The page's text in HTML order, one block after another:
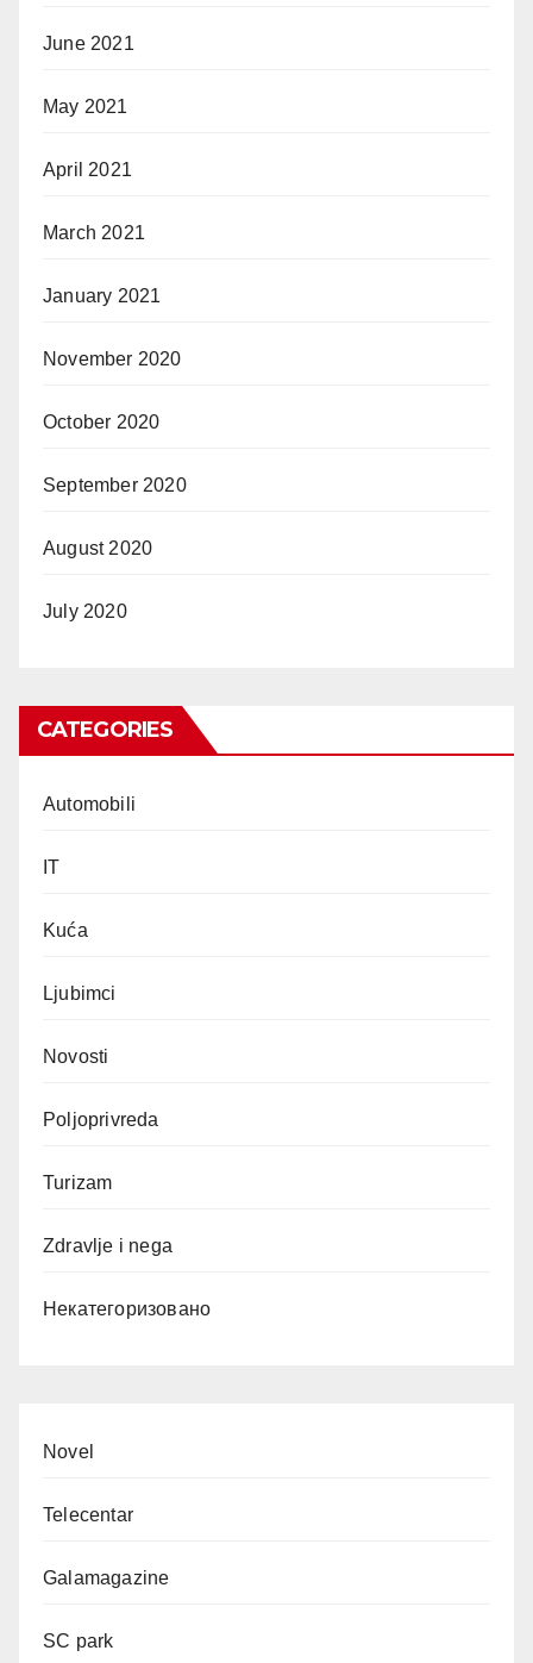
June 2021
May 2021
April 2021
March 2021
January 2021
November 2020
October 2020
September 2020
August 2020
July 2020
CATEGORIES
Automobili
IT
Kuća
Ljubimci
Novosti
Poljoprivreda
Turizam
Zdravlje i nega
Некатегоризовано
Novel
Telecentar
Galamagazine
SC park